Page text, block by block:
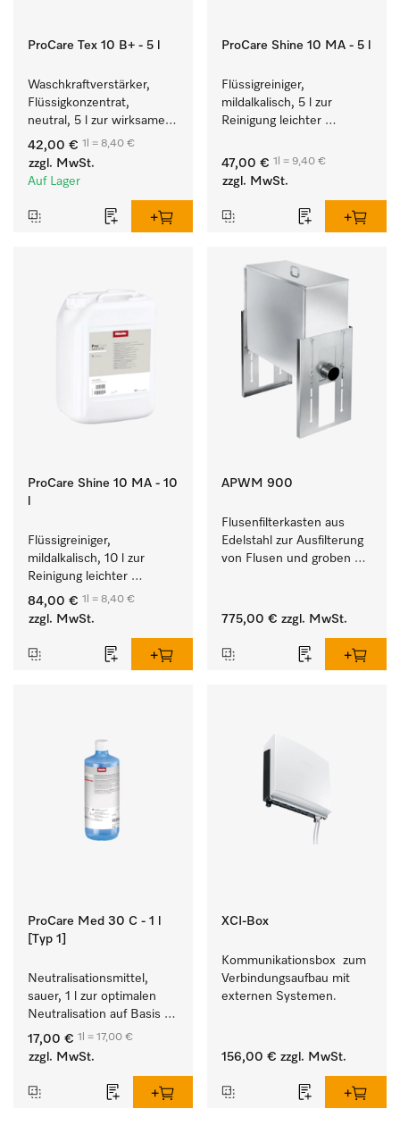
ProCare Tex 10 B+ - 5 l
Waschkraftverstärker,
Flüssigkonzentrat,
neutral, 5 l zur wirksamen
Entfernung von
Fettverschmutzungen.
42,00 € 1l = 8,40 €
zzgl. MwSt.
Auf Lager
ProCare Shine 10 MA - 5 l
Flüssigreiniger,
mildalkalisch, 5 l zur
Reinigung leichter
Geschirr, Besteck und
Gläsern.
47,00 € 1l = 9,40 €
zzgl. MwSt.
ProCare Shine 10 MA - 10
Flüssigreiniger,
mildalkalisch, 10 l zur
Reinigung leichter
Anschmutzungen von
Geschirr, Besteck und
84,00 € 1l = 8,40 €
zzgl. MwSt.
APWM 900
Flusenfilterkasten aus
Edelstahl zur Ausfilterung
von Flusen und groben
775,00 € zzgl. MwSt.
ProCare Med 30 C - 1 l
[Typ 1]
Neutralisationsmittel,
sauer, 1 l zur optimalen
Neutralisation auf Basis
organischer Säure.
17,00 € 1l = 17,00 €
zzgl. MwSt.
XCI-Box
Kommunikationsbox  zum
Verbindungsaufbau mit
externen Systemen.
156,00 € zzgl. MwSt.